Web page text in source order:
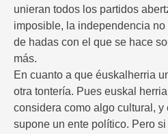
unieran todos los partidos
imposible, la independencia
de hadas con el que se hace
más.
En cuanto a que éuskalherria
otra tontería. Pues euskal
considera como algo cultural,
supone un ente político. Pero